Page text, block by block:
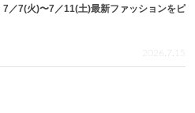
7／7(火)〜7／11(土)最新ファッションをピ
2026.7.15